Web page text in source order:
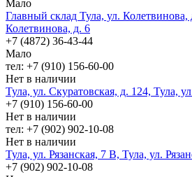
Мало
Главный склад Тула, ул. Колетвинова,
Колетвинова, д. 6
+7 (4872) 36-43-44
Мало
тел: +7 (910) 156-60-00
Нет в наличии
Тула, ул. Скуратовская, д. 124, Тула,
+7 (910) 156-60-00
Нет в наличии
тел: +7 (902) 902-10-08
Нет в наличии
Тула, ул. Рязанская, 7 В, Тула, ул.
+7 (902) 902-10-08